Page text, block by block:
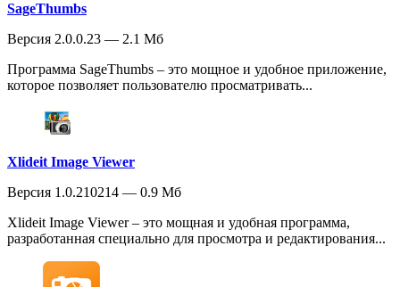
SageThumbs
Версия 2.0.0.23 — 2.1 Мб
Программа SageThumbs – это мощное и удобное приложение,
которое позволяет пользователю просматривать...
Xlideit Image Viewer
Версия 1.0.210214 — 0.9 Мб
Xlideit Image Viewer – это мощная и удобная программа,
разработанная специально для просмотра и редактирования...